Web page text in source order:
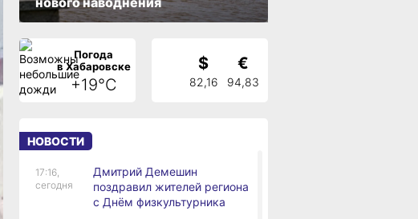
Погода
в Хабаровске
+19°C
$
82,16
€
94,83
НОВОСТИ
17:16,
сегодня
Дмитрий Демешин
поздравил жителей региона
с Днём физкультурника